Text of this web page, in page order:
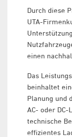
Durch diese
UTA-
einen
Das
beinhaltet
Planung und
AC- oder
technische
effizientes